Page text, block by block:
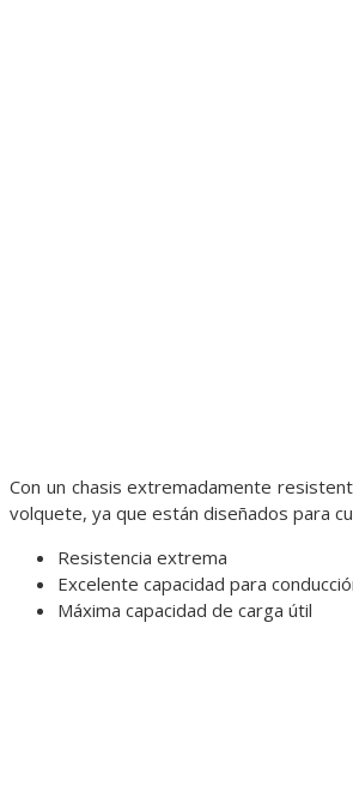
Con un chasis extremadamente
volquete, ya que están diseñados para
Resistencia extrema
Excelente capacidad para
Máxima capacidad de carga útil